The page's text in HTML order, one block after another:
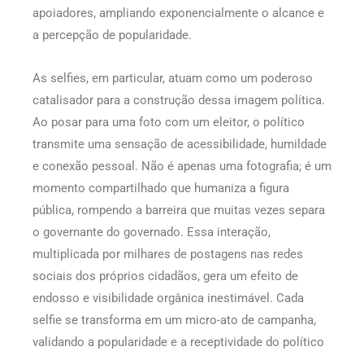
apoiadores, ampliando exponencialmente o alcance e
a percepção de popularidade.
As selfies, em particular, atuam como um poderoso
catalisador para a construção dessa imagem política.
Ao posar para uma foto com um eleitor, o político
transmite uma sensação de acessibilidade, humildade
e conexão pessoal. Não é apenas uma fotografia; é um
momento compartilhado que humaniza a figura
pública, rompendo a barreira que muitas vezes separa
o governante do governado. Essa interação,
multiplicada por milhares de postagens nas redes
sociais dos próprios cidadãos, gera um efeito de
endosso e visibilidade orgânica inestimável. Cada
selfie se transforma em um micro-ato de campanha,
validando a popularidade e a receptividade do político